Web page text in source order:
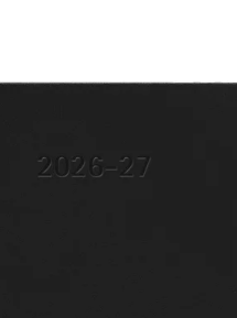
Til de små - 3-5 år
Til Tweens - 8-12 år